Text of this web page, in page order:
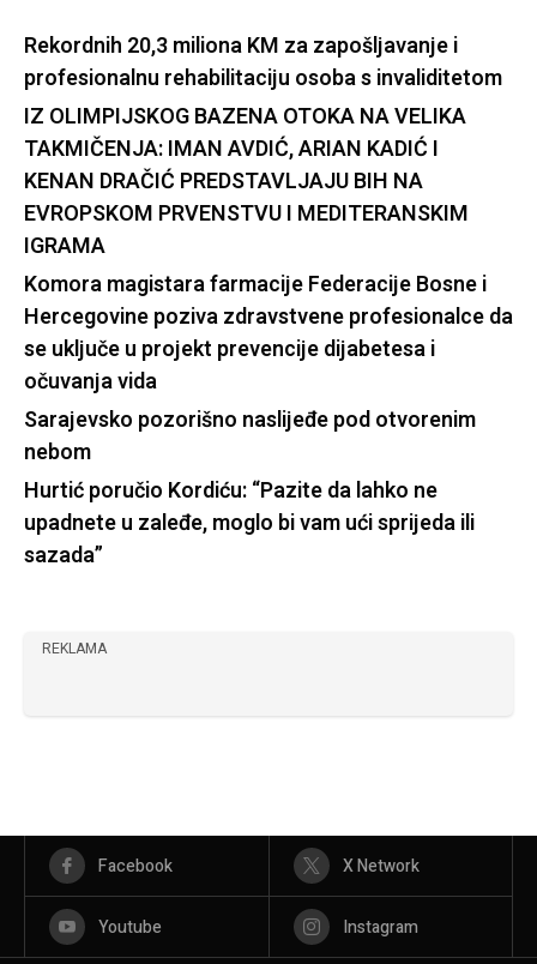
Rekordnih 20,3 miliona KM za zapošljavanje i
profesionalnu rehabilitaciju osoba s invaliditetom
IZ OLIMPIJSKOG BAZENA OTOKA NA VELIKA
TAKMIČENJA: IMAN AVDIĆ, ARIAN KADIĆ I
KENAN DRAČIĆ PREDSTAVLJAJU BIH NA
EVROPSKOM PRVENSTVU I MEDITERANSKIM
IGRAMA
Komora magistara farmacije Federacije Bosne i
Hercegovine poziva zdravstvene profesionalce da
se uključe u projekt prevencije dijabetesa i
očuvanja vida
Sarajevsko pozorišno naslijeđe pod otvorenim
nebom
Hurtić poručio Kordiću: “Pazite da lahko ne
upadnete u zaleđe, moglo bi vam ući sprijeda ili
sazada”
REKLAMA
Facebook X Network
Youtube Instagram